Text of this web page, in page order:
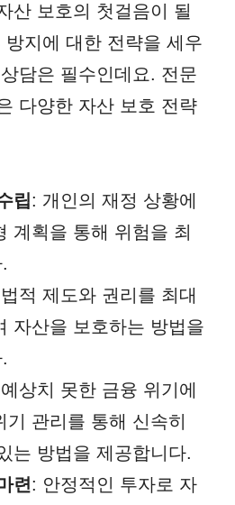
산 보호의 첫걸음이 될
지에 대한 전략을 세우
담은 필수인데요. 전문
다양한 자산 보호 전략
립: 개인의 재정 상황에
계획을 통해 위험을 최
적 제도와 권리를 최대
자산을 보호하는 방법을
상치 못한 금융 위기에
기 관리를 통해 신속히
는 방법을 제공합니다.
련: 안정적인 투자로 자